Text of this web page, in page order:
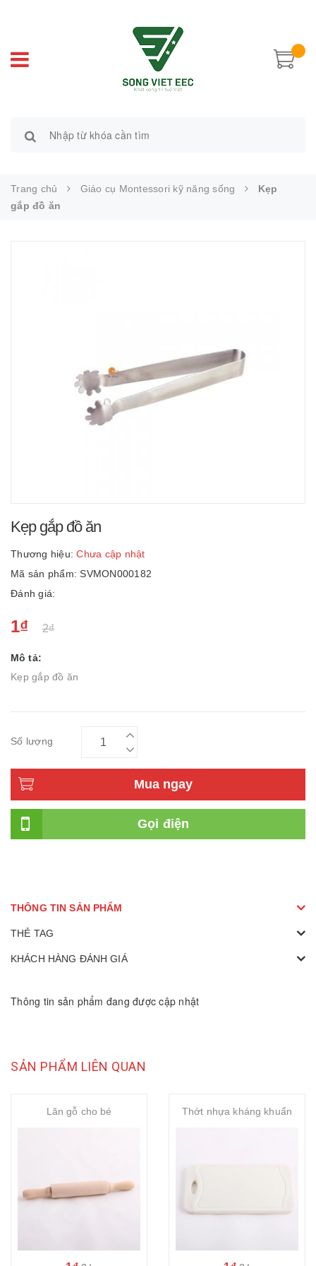
Trang chủ Giáo cụ Montessori kỹ năng sống
Kẹp
gắp đồ ăn
Kẹp gắp đồ ăn
Thương hiệu: Chưa cập nhật
Mã sản phẩm: SVMON000182
Đánh giá:
1₫ 2₫
Mô tả:
Kẹp gắp đồ ăn
Số lượng
Mua ngay
Gọi điện
THÔNG TIN SẢN PHẨM
THẺ TAG
KHÁCH HÀNG ĐÁNH GIÁ
Thông tin sản phẩm đang được cập nhật
SẢN PHẨM LIÊN QUAN
Lăn gỗ cho bé Thớt nhựa kháng khuẩn